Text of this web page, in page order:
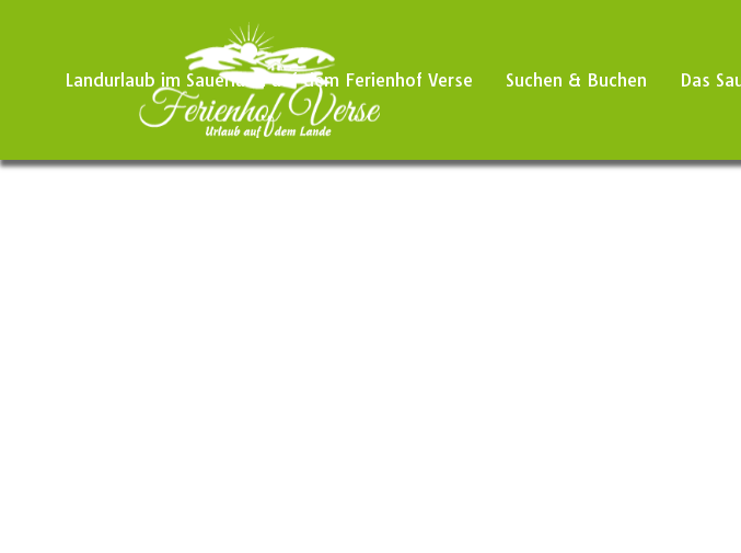
Landurlaub im Sauerland auf dem Ferienhof Verse Suchen & Buchen Das